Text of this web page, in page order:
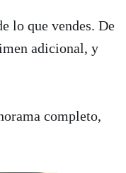
lo que vendes. De
adicional, y
completo,